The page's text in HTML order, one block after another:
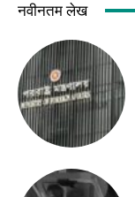
नवीनतम लेख